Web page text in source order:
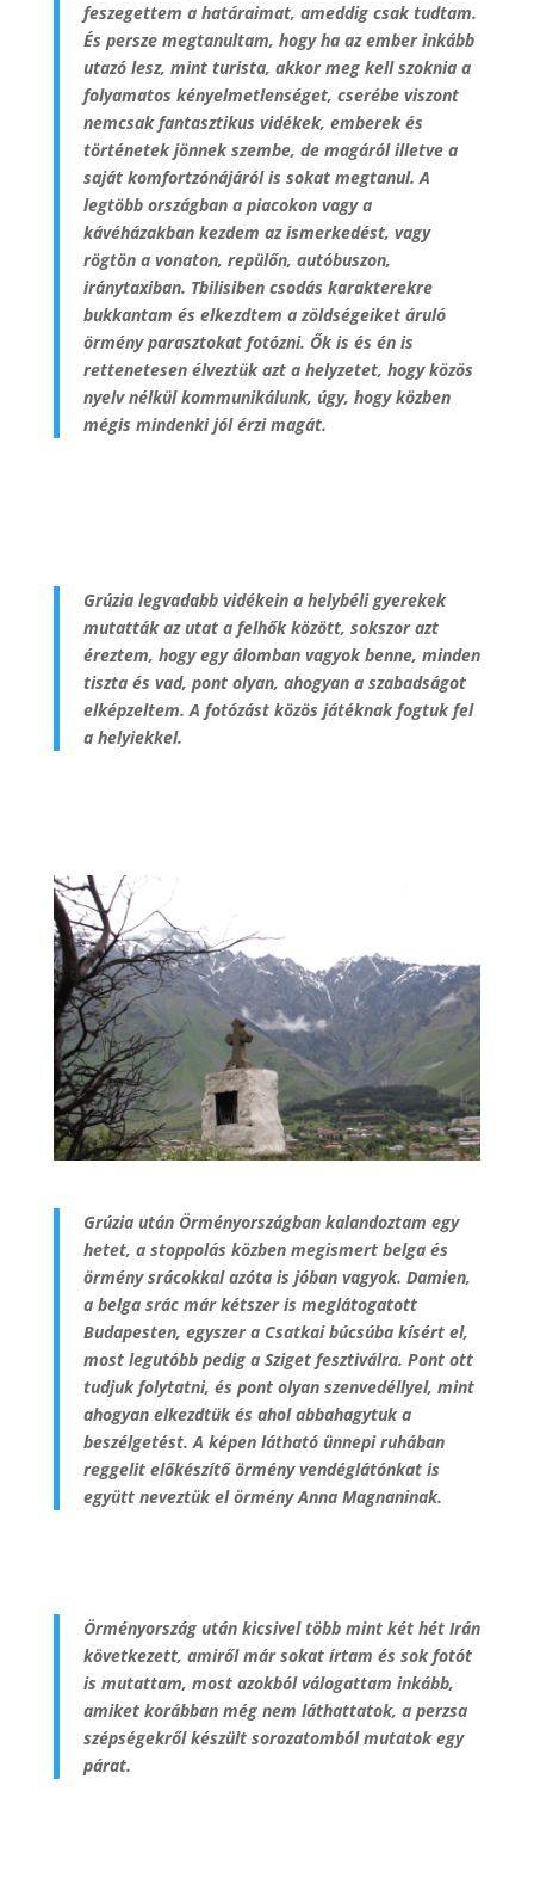
feszegettem a határaimat, ameddig csak tudtam.
És persze megtanultam, hogy ha az ember inkább
utazó lesz, mint turista, akkor meg kell szoknia a
folyamatos kényelmetlenséget, cserébe viszont
nemcsak fantasztikus vidékek, emberek és
történetek jönnek szembe, de magáról illetve a
saját komfortzónájáról is sokat megtanul. A
legtöbb országban a piacokon vagy a
kávéházakban kezdem az ismerkedést, vagy
rögtön a vonaton, repülőn, autóbuszon,
iránytaxiban. Tbilisiben csodás karakterekre
bukkantam és elkezdtem a zöldségeiket áruló
örmény parasztokat fotózni. Ők is és én is
rettenetesen élveztük azt a helyzetet, hogy közös
nyelv nélkül kommunikálunk, úgy, hogy közben
mégis mindenki jól érzi magát.
Grúzia legvadabb vidékein a helybéli gyerekek
mutatták az utat a felhők között, sokszor azt
éreztem, hogy egy álomban vagyok benne, minden
tiszta és vad, pont olyan, ahogyan a szabadságot
elképzeltem. A fotózást közös játéknak fogtuk fel
a helyiekkel.
Grúzia után Örményországban kalandoztam egy
hetet, a stoppolás közben megismert belga és
örmény srácokkal azóta is jóban vagyok. Damien,
a belga srác már kétszer is meglátogatott
Budapesten, egyszer a Csatkai búcsúba kísért el,
most legutóbb pedig a Sziget fesztiválra. Pont ott
tudjuk folytatni, és pont olyan szenvedéllyel, mint
ahogyan elkezdtük és ahol abbahagytuk a
beszélgetést. A képen látható ünnepi ruhában
reggelit előkészítő örmény vendéglátónkat is
együtt neveztük el örmény Anna Magnaninak.
Örményország után kicsivel több mint két hét Irán
következett, amiről már sokat írtam és sok fotót
is mutattam, most azokból válogattam inkább,
amiket korábban még nem láthattatok, a perzsa
szépségekről készült sorozatomból mutatok egy
párat.